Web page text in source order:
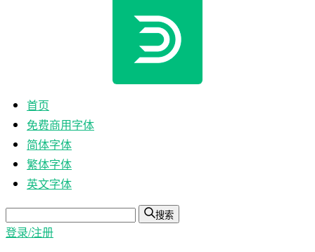
首页
免费商用字体
简体字体
繁体字体
英文字体
搜索
登录/注册